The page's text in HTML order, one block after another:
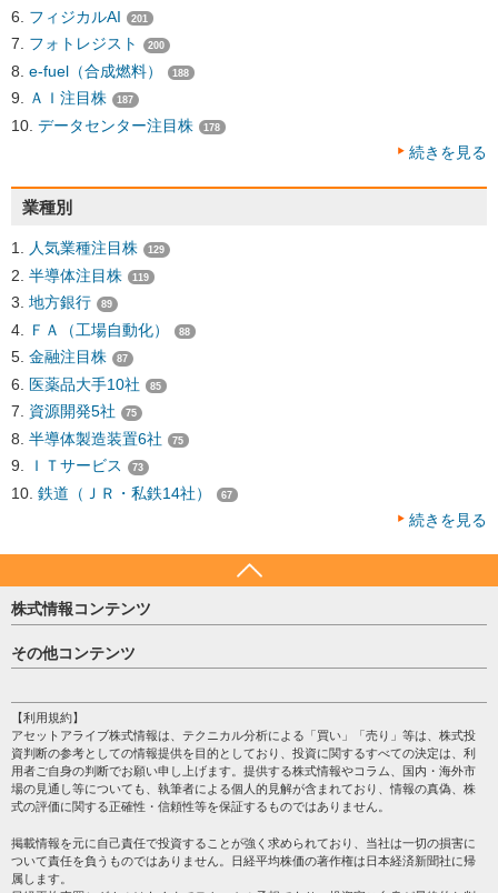
フィジカルAI 201
フォトレジスト 200
e-fuel（合成燃料） 188
ＡＩ注目株 187
データセンター注目株 178
続きを見る
業種別
人気業種注目株 129
半導体注目株 119
地方銀行 89
ＦＡ（工場自動化） 88
金融注目株 87
医薬品大手10社 85
資源開発5社 75
半導体製造装置6社 75
ＩＴサービス 73
鉄道（ＪＲ・私鉄14社） 67
続きを見る
株式情報コンテンツ
日経平均
売買シグナル
株テーマ情報
海外市況
投資カレンダー
格付け情報
その他コンテンツ
個人情報保護方針
プライバシーポリシー
会社案内
サイトマップ
過去データ
【利用規約】
アセットアライブ株式情報は、テクニカル分析による「買い」「売り」等は、株式投
資判断の参考としての情報提供を目的としており、投資に関するすべての決定は、利
用者ご自身の判断でお願い申し上げます。提供する株式情報やコラム、国内・海外市
場の見通し等についても、執筆者による個人的見解が含まれており、情報の真偽、株
式の評価に関する正確性・信頼性等を保証するものではありません。
掲載情報を元に自己責任で投資することが強く求められており、当社は一切の損害に
ついて責任を負うものではありません。日経平均株価の著作権は日本経済新聞社に帰
属します。